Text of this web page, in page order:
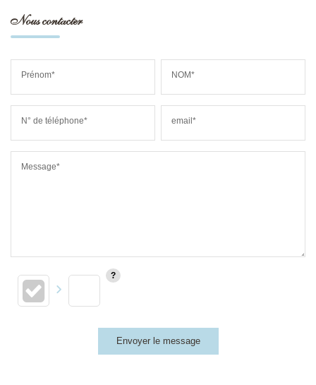
Nous contacter
Prénom* NOM*
N° de téléphone* email*
Message*
Envoyer le message